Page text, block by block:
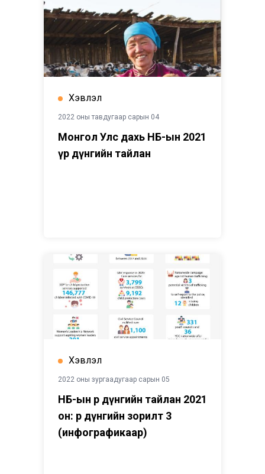
Хэвлэл
2022 оны тавдугаар сарын 04
Монгол Улс дахь НҮБ-ын 2021
үр дүнгийн тайлан
Хэвлэл
2022 оны зургаадугаар сарын 05
НҮБ-ын Үр дүнгийн тайлан 2021
он: Үр дүнгийн зорилт 3
(инфографикаар)